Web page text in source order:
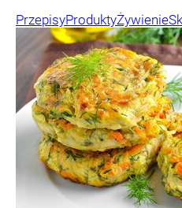
PrzepisyProduktyŻywienie